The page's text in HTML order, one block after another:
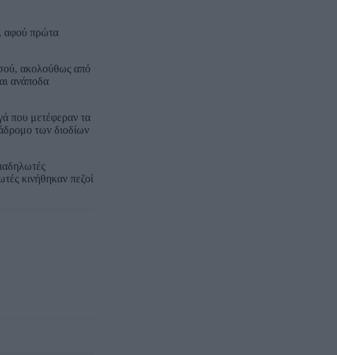
αφού πρώτα
ακολούθως από
ανάποδα
που μετέφεραν τα
των διοδίων
κινήθηκαν πεζοί